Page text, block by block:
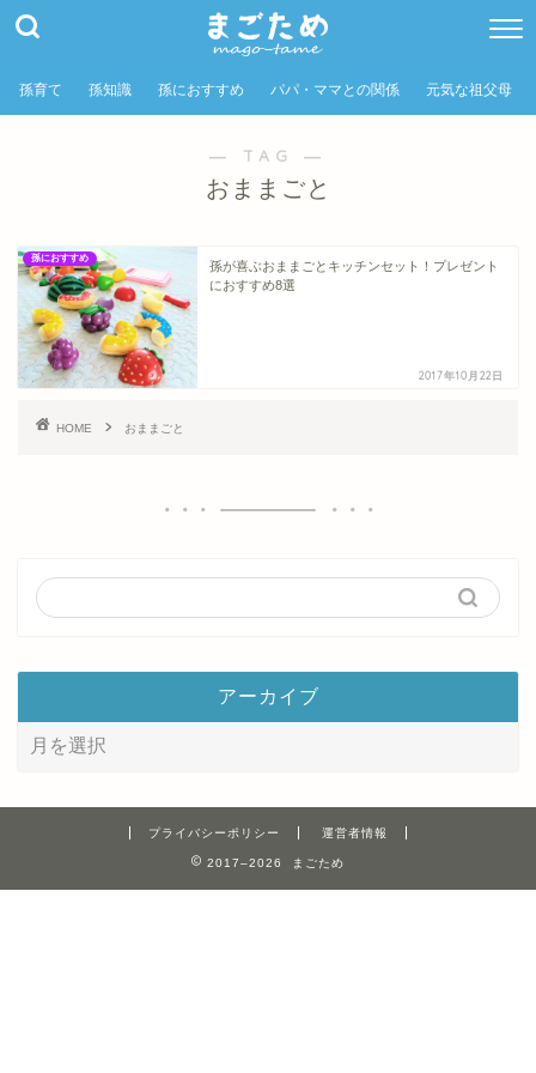
孫育て 孫知識 孫におすすめ パパ・ママとの関係 元気な祖父母
― TAG ―
おままごと
孫におすすめ
孫が喜ぶおままごとキッチンセット！プレゼント
におすすめ8選
2017年10月22日
HOME おままごと
アーカイブ
プライバシーポリシー 運営者情報
2017–2026 まごため